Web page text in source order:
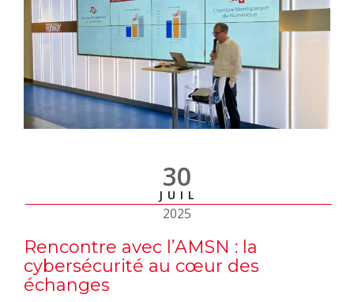
30
JUIL
2025
Rencontre avec l’AMSN : la
cybersécurité au cœur des
échanges